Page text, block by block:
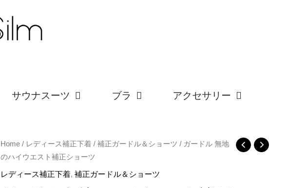
サウナスーツ ブラ アクセサリー
Home / レディース補正下着 / 補正ガードル＆ショーツ / ガードル 無地
のハイウエスト補正ショーツ
レディース補正下着, 補正ガードル＆ショーツ
ガ
ー
ド